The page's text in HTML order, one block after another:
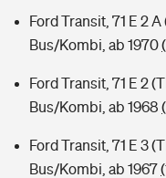
Ford Transit, 71 E 2
Bus/Kombi, ab 1970
Ford Transit, 71 E 2
Bus/Kombi, ab 1968
Ford Transit, 71 E 3
Bus/Kombi, ab 1967